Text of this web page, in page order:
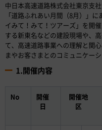
中日本高速道路株式会社東京支
「道路ふれあい月間（8月）」
イみて！みて！ツアーズ」を開
する新東名などの建設現場や、
て、高速道路事業への理解と関
まやお客さまとのコミュニケー
1.開催内容
No
開催
日
開催地
区